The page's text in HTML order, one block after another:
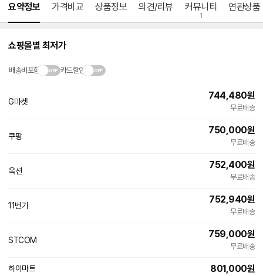
요약정보 가격비교 상품정보 의견/리뷰 커뮤니티
1
연관상품
쇼핑몰별 최저가
배송비포함 카드할인
G마켓
744,480원
무료배송
쿠팡
750,000원
무료배송
옥션
752,400원
무료배송
11번가
752,940원
무료배송
STCOM
759,000원
무료배송
하이마트 801,000원